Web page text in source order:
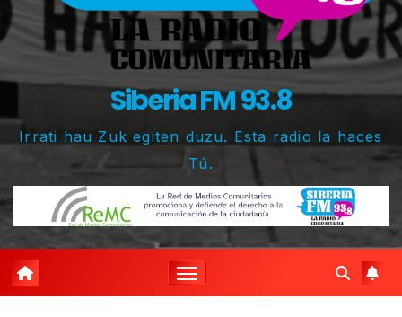
Siberia FM 93.8
Irrati hau Zuk egiten duzu. Esta radio la haces
Tú.